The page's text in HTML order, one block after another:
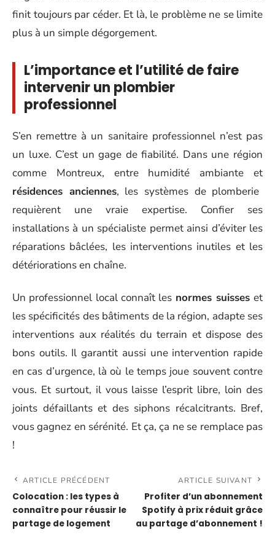
finit toujours par céder. Et là, le problème ne se limite
plus à un simple dégorgement.
L’importance et l’utilité de faire
intervenir un plombier
professionnel
S’en remettre à un sanitaire professionnel n’est pas
un luxe. C’est un gage de fiabilité. Dans une région
comme Montreux, entre humidité ambiante et
résidences anciennes, les systèmes de plomberie
requièrent une vraie expertise. Confier ses
installations à un spécialiste permet ainsi d’éviter les
réparations bâclées, les interventions inutiles et les
détériorations en chaîne.
Un professionnel local connaît les normes suisseset
les spécificités des bâtiments de la région, adapte ses
interventions aux réalités du terrain et dispose des
bons outils. Il garantit aussi une intervention rapide
en cas d’urgence, là où le temps joue souvent contre
vous. Et surtout, il vous laisse l’esprit libre, loin des
joints défaillants et des siphons récalcitrants. Bref,
vous gagnez en sérénité. Et ça, ça ne se remplace pas
!
ARTICLE PRÉCÉDENT
Colocation : les types à
connaître pour réussir le
partage de logement
ARTICLE SUIVANT
Profiter d’un abonnement
Spotify à prix réduit grâce
au partage d’abonnement !